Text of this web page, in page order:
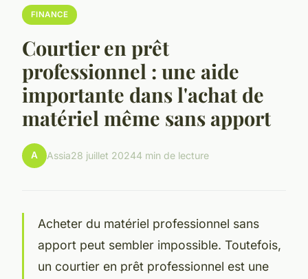
FINANCE
Courtier en prêt
professionnel : une aide
importante dans l'achat de
matériel même sans apport
A Assia28 juillet 20244 min de lecture
Acheter du matériel professionnel sans
apport peut sembler impossible. Toutefois,
un courtier en prêt professionnel est une